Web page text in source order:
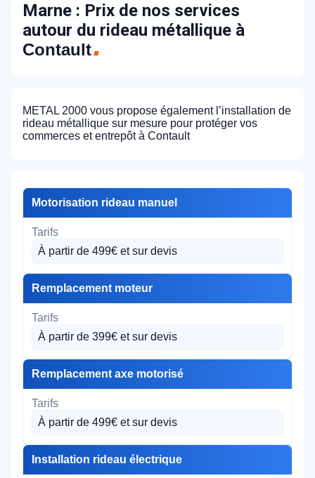
Marne : Prix de nos services
autour du rideau métallique à
Contault
METAL 2000 vous propose également l’installation de
rideau métallique sur mesure pour protéger vos
commerces et entrepôt à Contault
Motorisation rideau manuel
À partir de 499€ et sur devis
Remplacement moteur
À partir de 399€ et sur devis
Remplacement axe motorisé
À partir de 499€ et sur devis
Installation rideau électrique